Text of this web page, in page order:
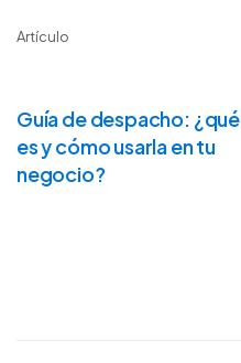
Artículo
Guía de despacho: ¿qué
es y cómo usarla en tu
negocio?